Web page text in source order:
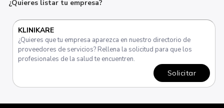
¿Quieres listar tu empresa?
KLINIKARE
¿Quieres que tu empresa aparezca en nuestro directorio de
proveedores de servicios? Rellena la solicitud para que los
profesionales de la salud te encuentren.
Solicitar